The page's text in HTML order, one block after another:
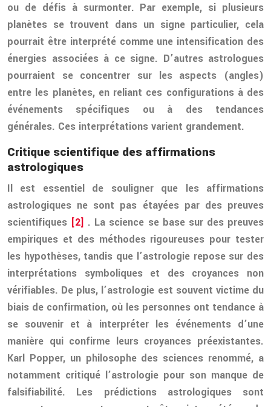
ou de défis à surmonter. Par exemple, si plusieurs
planètes se trouvent dans un signe particulier, cela
pourrait être interprété comme une intensification des
énergies associées à ce signe. D’autres astrologues
pourraient se concentrer sur les aspects (angles)
entre les planètes, en reliant ces configurations à des
événements spécifiques ou à des tendances
générales. Ces interprétations varient grandement.
Critique scientifique des affirmations
astrologiques
Il est essentiel de souligner que les affirmations
astrologiques ne sont pas étayées par des preuves
scientifiques [2] . La science se base sur des preuves
empiriques et des méthodes rigoureuses pour tester
les hypothèses, tandis que l’astrologie repose sur des
interprétations symboliques et des croyances non
vérifiables. De plus, l’astrologie est souvent victime du
biais de confirmation, où les personnes ont tendance à
se souvenir et à interpréter les événements d’une
manière qui confirme leurs croyances préexistantes.
Karl Popper, un philosophe des sciences renommé, a
notamment critiqué l’astrologie pour son manque de
falsifiabilité. Les prédictions astrologiques sont